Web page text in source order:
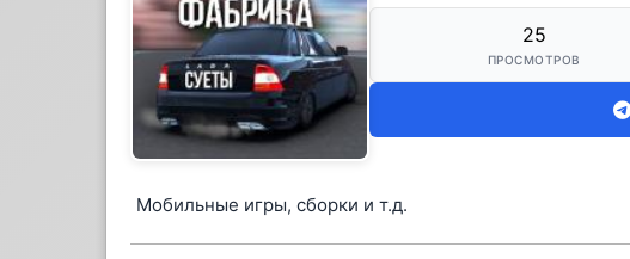
25
ПРОСМОТРОВ
Мобильные игры, сборки и т.д.